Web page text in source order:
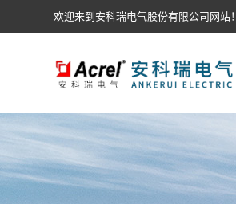
欢迎来到安科瑞电气股份有限公司网站！